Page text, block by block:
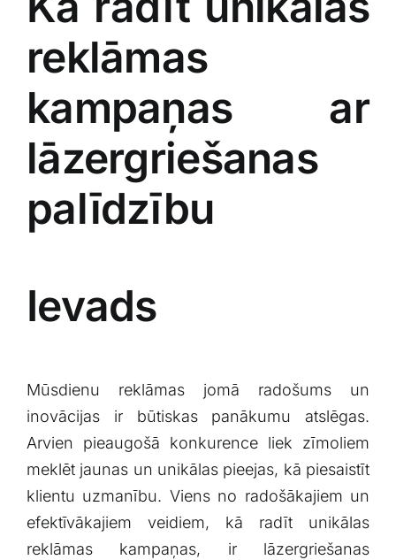
reklāmas
kampaņas⁢ ar
lāzergriešanas
palīdzību
Ievads
Mūsdienu​ reklāmas jomā radošums un‌
inovācijas ir ⁤būtiskas panākumu ​atslēgas.
Arvien pieaugošā⁤ konkurence liek zīmoliem
meklēt jaunas⁤ un unikālas pieejas, kā piesaistīt
klientu uzmanību.​ Viens no radošākajiem un
efektīvākajiem veidiem, kā radīt unikālas
‍reklāmas kampaņas,​ ir⁢ lāzergriešanas